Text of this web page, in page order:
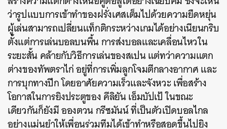
ว่ารูปแบบการเข้าทำของฝรั่งเศสเต็มไปด้วยความยืดหยุ่น
ผู้เล่นสามารถเปลี่ยนแท็กติกระหว่างเกมได้อย่างเนียนกริบ
ตั้งแต่การเล่นบอลบนพื้น การส่งบอลและเคลื่อนไหวใน
ระยะสั้น คล้ายกับวิธีการเล่นของสเปน แต่ทว่าความแตก
ต่างของทัพตราไก่ อยู่ที่การเพิ่มลูกโจมตีกลางอากาศ และ
การบุกทางปีก โดยอาศัยความเร็วและจังหวะ เพื่อสร้าง
โอกาสในการยิงประตูของ คีลิยัน เอ็มบัปเป้ ในขณะ
เดียวกันก็ยังมี อองตวน กรีซมันน์ ที่เป็นตัวเปิดบอลไกล
อย่างแม่นยำให้เพื่อนร่วมทีมได้เข้าทำหรือสอดขึ้นไปยิง
SHARE TWEET LINE EMAIL